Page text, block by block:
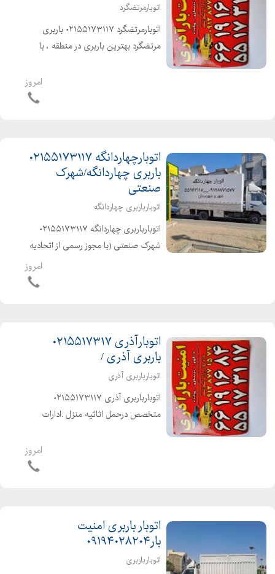
اتوبارمرتضگرد
اتوبارمرتضگرد ۰۲۱۵۵۱۷۳۱۱۷ باربری
مرتضگرد بهترین باربری در منطقه ، با
امروز
اتوبارچهاردانگه ۰۲۱۵۵۱۷۳۱۱۷
باربری چهاردانگه/شهرک
صنعتی
اتوبارباربری چهاردانگه
اتوبارباربری چهاردانگه ۰۲۱۵۵۱۷۳۱۱۷
شهرک صنعتی (با مجوز رسمی از اتحادیه
باربری ) متخصص درحمل اثاثیه منزلامروز
اتوبارآذری ۰۲۱۵۵۱۷۳۱۷
باربری آذری /
اتوبارباربری آذری
اتوبارباربری آذری ۰۲۱۵۵۱۷۳۱۱۷
متخصص درحمل اثاثیه منزل .ادارات
شهرو شهرستان کاررا به کاردان بسپاریدامروز
اتوبار باربری امنیت
بار۰۹۱۹۴۰۲۸۲۰۴
اتوبارباربری